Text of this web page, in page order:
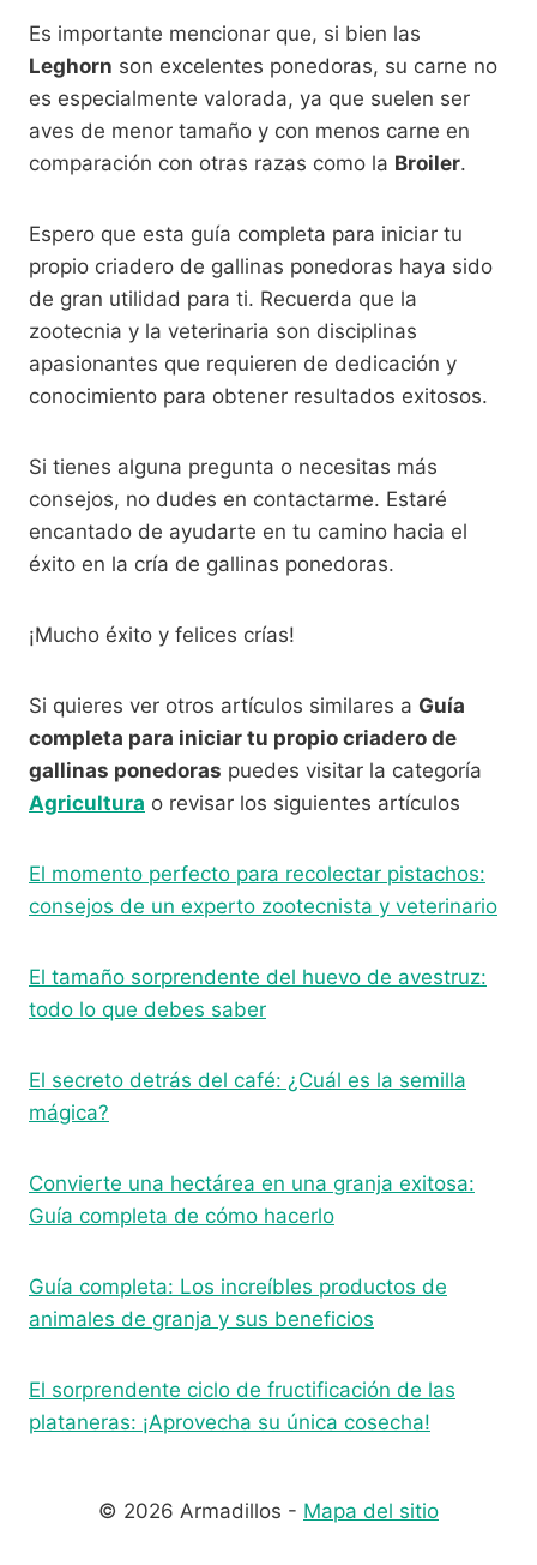
Es importante mencionar que, si bien las
Leghorn son excelentes ponedoras, su carne no
es especialmente valorada, ya que suelen ser
aves de menor tamaño y con menos carne en
comparación con otras razas como la Broiler.
Espero que esta guía completa para iniciar tu
propio criadero de gallinas ponedoras haya sido
de gran utilidad para ti. Recuerda que la
zootecnia y la veterinaria son disciplinas
apasionantes que requieren de dedicación y
conocimiento para obtener resultados exitosos.
Si tienes alguna pregunta o necesitas más
consejos, no dudes en contactarme. Estaré
encantado de ayudarte en tu camino hacia el
éxito en la cría de gallinas ponedoras.
¡Mucho éxito y felices crías!
Si quieres ver otros artículos similares a Guía
completa para iniciar tu propio criadero de
gallinas ponedoras puedes visitar la categoría
Agricultura o revisar los siguientes artículos
El momento perfecto para recolectar pistachos:
consejos de un experto zootecnista y veterinario
El tamaño sorprendente del huevo de avestruz:
todo lo que debes saber
El secreto detrás del café: ¿Cuál es la semilla
mágica?
Convierte una hectárea en una granja exitosa:
Guía completa de cómo hacerlo
Guía completa: Los increíbles productos de
animales de granja y sus beneficios
El sorprendente ciclo de fructificación de las
plataneras: ¡Aprovecha su única cosecha!
© 2026 Armadillos - Mapa del sitio